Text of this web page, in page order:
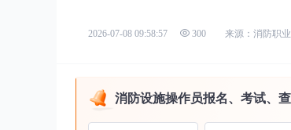
2026-07-08 09:58:57 300 来源：消防职
消防设施操作员报名、考试、